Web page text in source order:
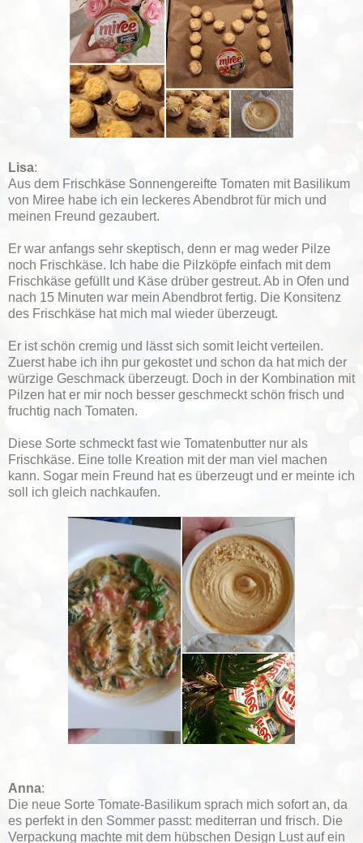
Lisa:
Aus dem Frischkäse Sonnengereifte Tomaten mit Basilikum
von Miree habe ich ein leckeres Abendbrot für mich und
meinen Freund gezaubert.
Er war anfangs sehr skeptisch, denn er mag weder Pilze
noch Frischkäse. Ich habe die Pilzköpfe einfach mit dem
Frischkäse gefüllt und Käse drüber gestreut. Ab in Ofen und
nach 15 Minuten war mein Abendbrot fertig. Die Konsitenz
des Frischkäse hat mich mal wieder überzeugt.
Er ist schön cremig und lässt sich somit leicht verteilen.
Zuerst habe ich ihn pur gekostet und schon da hat mich der
würzige Geschmack überzeugt. Doch in der Kombination mit
Pilzen hat er mir noch besser geschmeckt schön frisch und
fruchtig nach Tomaten.
Diese Sorte schmeckt fast wie Tomatenbutter nur als
Frischkäse. Eine tolle Kreation mit der man viel machen
kann. Sogar mein Freund hat es überzeugt und er meinte ich
soll ich gleich nachkaufen.
Anna:
Die neue Sorte Tomate-Basilikum sprach mich sofort an, da
es perfekt in den Sommer passt: mediterran und frisch. Die
Verpackung machte mit dem hübschen Design Lust auf ein